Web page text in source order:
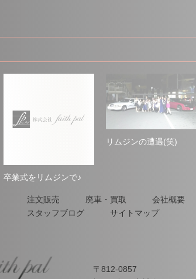
卒業式をリムジンで♪
リムジンの遭遇(笑)
注文販売 廃車・買取 会社概要
スタッフブログ サイトマップ
〒812-0857